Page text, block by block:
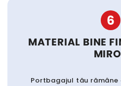
6
MATERIAL BINE
Portbagajul tău rămâne